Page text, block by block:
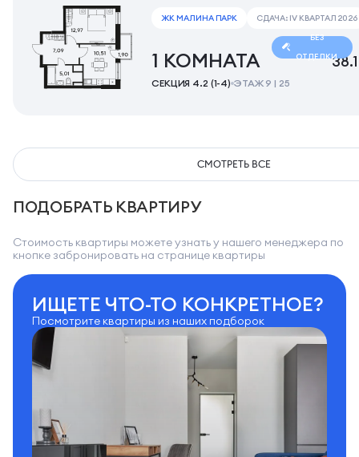
СМОТРЕТЬ ВСЕ
ЖК МАЛИНА ПАРК СДАЧА: IV КВАРТАЛ 2026
1 КОМНАТА
СЕКЦИЯ 4.2 (1-4) ЭТАЖ 9 | 25
БЕЗ
ОТДЕЛКИ
ПОДОБРАТЬ КВАРТИРУ
Стоимость квартиры можете узнать у нашего менеджера по
кнопке забронировать на странице квартиры
ИЩЕТЕ ЧТО-ТО КОНКРЕТНОЕ?
Посмотрите квартиры из наших подборок